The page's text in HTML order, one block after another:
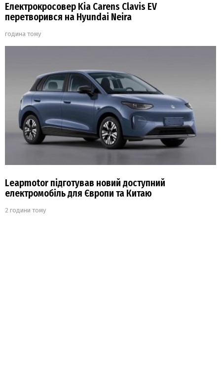
Електрокросовер Kia Carens Clavis EV
перетворився на Hyundai Neira
година тому
Leapmotor підготував новий доступний
електромобіль для Європи та Китаю
2 години тому